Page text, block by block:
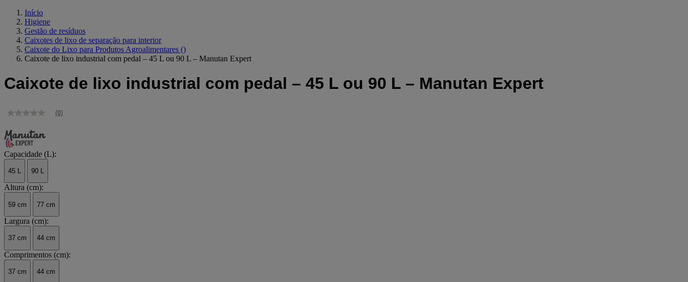
Início
Higiene
Gestão de resíduos
Caixotes de lixo de separação para interior
Caixote do Lixo para Produtos Agroalimentares ()
Caixote de lixo industrial com pedal – 45 L ou 90 L – Manutan Expert
Caixote de lixo industrial com pedal – 45 L ou 90 L – Manutan Expert
Sem
de
classificação
Link
para
mesma
página.
(0)
Capacidade (L):
45 L 90 L
Altura (cm):
59 cm 77 cm
Largura (cm):
37 cm 44 cm
Comprimentos (cm):
37 cm 44 cm